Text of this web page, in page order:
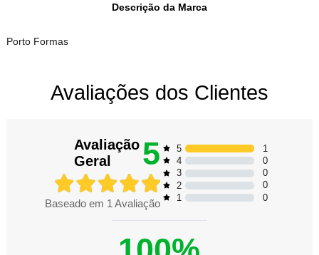
Descrição da Marca
Porto Formas
Avaliações dos Clientes
Avaliação
Geral
5
Baseado em 1 Avaliação
5
1
4
0
3
0
2
0
1
0